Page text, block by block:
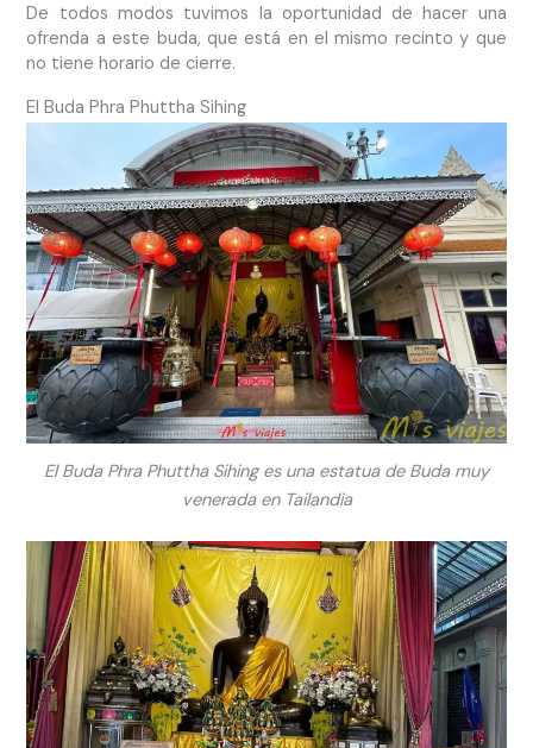
De todos modos tuvimos la oportunidad de hacer una
ofrenda a este buda, que está en el mismo recinto y que
no tiene horario de cierre.
El Buda Phra Phuttha Sihing
El Buda Phra Phuttha Sihing es una estatua de Buda muy
venerada en Tailandia